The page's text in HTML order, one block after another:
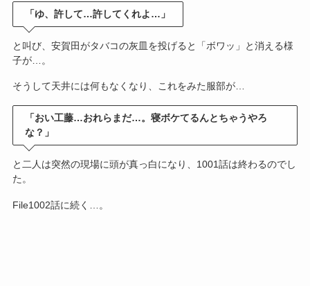
「ゆ、許して…許してくれよ…」
と叫び、安賀田がタバコの灰皿を投げると「ボワッ」と消える様
子が…。
そうして天井には何もなくなり、これをみた服部が…
「おい工藤…おれらまだ…。寝ボケてるんとちゃうやろ
な？」
と二人は突然の現場に頭が真っ白になり、1001話は終わるのでし
た。
File1002話に続く…。